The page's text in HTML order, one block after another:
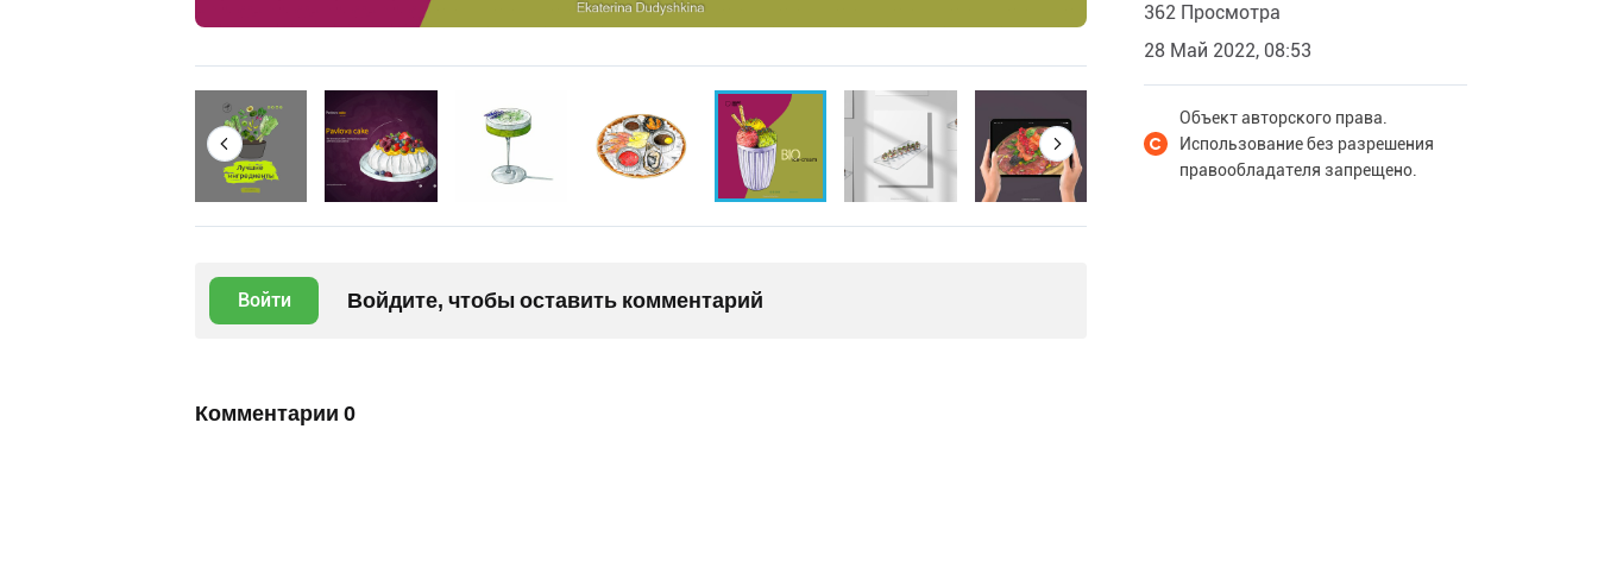
Войти Войдите, чтобы оставить комментарий
Комментарии 0
362 Просмотра
28 Май 2022, 08:53
Объект авторского права.
Использование без разрешения
правообладателя запрещено.